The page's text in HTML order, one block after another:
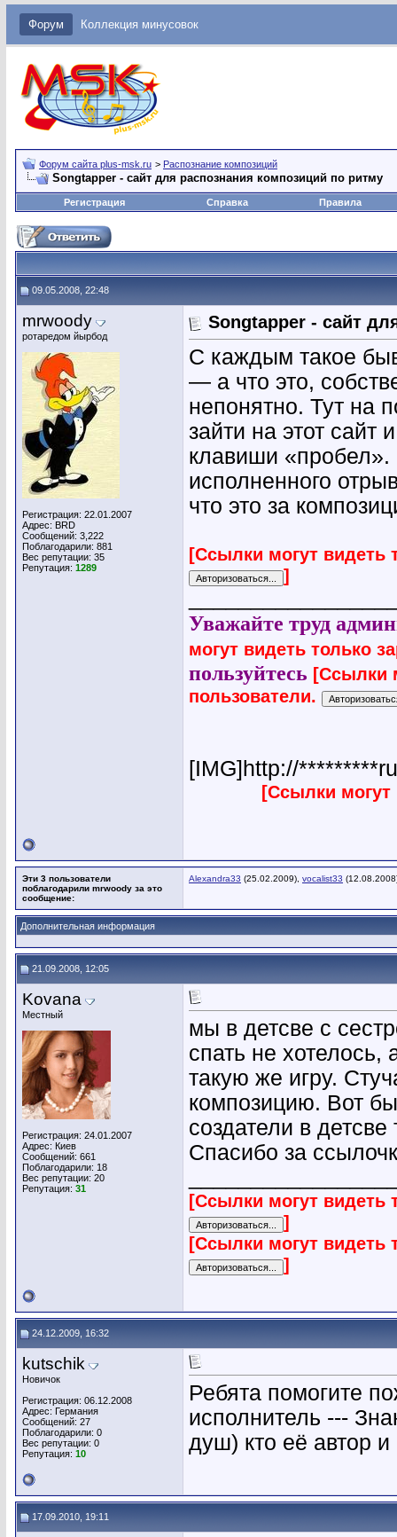
Форум Коллекция минусовок
Форум сайта plus-msk.ru > Распознание композиций
Songtapper - сайт для распознания композиций по ритму
Регистрация Справка Правила
09.05.2008, 22:48
mrwoody
ротаредом йырбод
Регистрация: 22.01.2007
Адрес: BRD
Сообщений: 3,222
Поблагодарили: 881
Вес репутации: 35
Репутация: 1289
Songtapper - сайт
С каждым такое
— а что это,
непонятно. Тут на
зайти на этот
клавиши «пробел».
исполненного
что это за
[Ссылки могут видеть
]
Уважайте труд
могут видеть только
пользуйтесь [Ссылки
пользователи.
[IMG]http://
[Ссылки могут
Эти 3 пользователи
поблагодарили mrwoody за это
сообщение:
Alexandra33 (25.02.2009), vocalist33
Дополнительная информация
21.09.2008, 12:05
Kovana
Местный
Регистрация: 24.01.2007
Адрес: Киев
Сообщений: 661
Поблагодарили: 18
Вес репутации: 20
Репутация: 31
мы в детсве с
спать не
такую же игру.
композицию. Вот бы
создатели в
Спасибо за
[Ссылки могут видеть
]
[Ссылки могут видеть
]
24.12.2009, 16:32
kutschik
Новичок
Регистрация: 06.12.2008
Адрес: Германия
Сообщений: 27
Поблагодарили: 0
Вес репутации: 0
Репутация: 10
Ребята помогите
исполнитель ---
душ) кто её автор
17.09.2010, 19:11